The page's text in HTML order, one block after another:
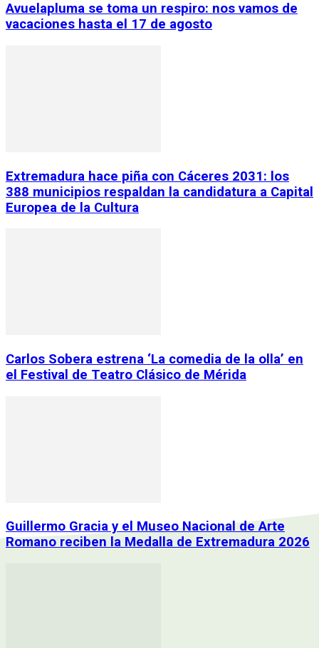
Avuelapluma se toma un respiro: nos vamos de
vacaciones hasta el 17 de agosto
Extremadura hace piña con Cáceres 2031: los
388 municipios respaldan la candidatura a Capital
Europea de la Cultura
Carlos Sobera estrena ‘La comedia de la olla’ en
el Festival de Teatro Clásico de Mérida
Guillermo Gracia y el Museo Nacional de Arte
Romano reciben la Medalla de Extremadura 2026